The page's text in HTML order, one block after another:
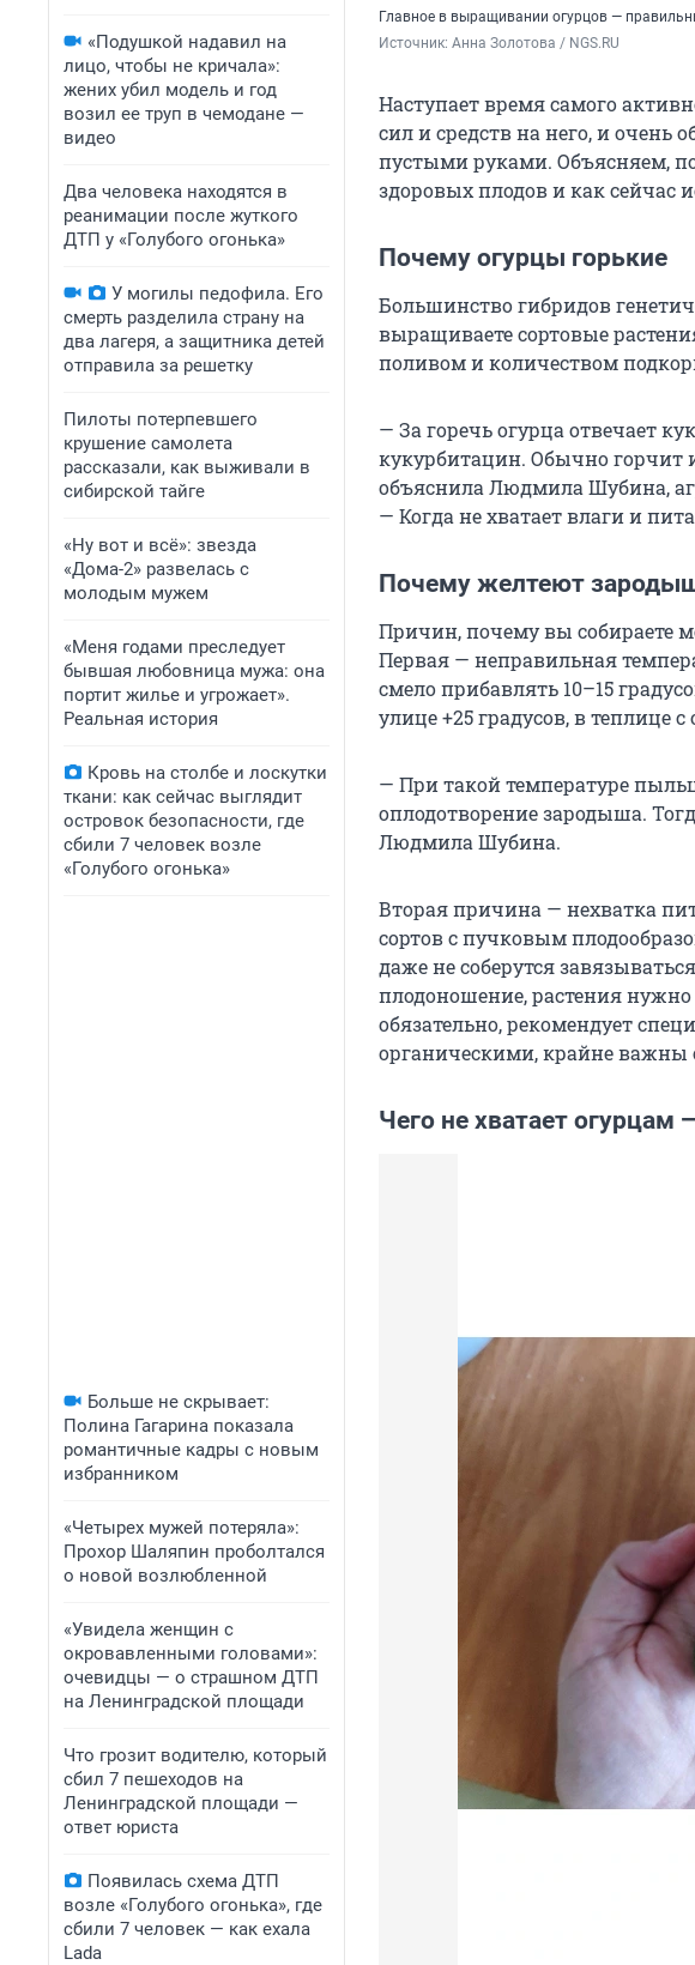
«Подушкой надавил на
лицо, чтобы не кричала»:
жених убил модель и год
возил ее труп в чемодане —
видео
Два человека находятся в
реанимации после жуткого
ДТП у «Голубого огонька»
У могилы педофила. Его
смерть разделила страну на
два лагеря, а защитника детей
отправила за решетку
Пилоты потерпевшего
крушение самолета
рассказали, как выживали в
сибирской тайге
«Ну вот и всё»: звезда
«Дома-2» развелась с
молодым мужем
«Меня годами преследует
бывшая любовница мужа: она
портит жилье и угрожает».
Реальная история
Кровь на столбе и лоскутки
ткани: как сейчас выглядит
островок безопасности, где
сбили 7 человек возле
«Голубого огонька»
Больше не скрывает:
Полина Гагарина показала
романтичные кадры с новым
избранником
«Четырех мужей потеряла»:
Прохор Шаляпин проболтался
о новой возлюбленной
«Увидела женщин с
окровавленными головами»:
очевидцы — о страшном ДТП
на Ленинградской площади
Что грозит водителю, который
сбил 7 пешеходов на
Ленинградской площади —
ответ юриста
Появилась схема ДТП
возле «Голубого огонька», где
сбили 7 человек — как ехала
Lada
Главное в выращивании огурцов —
Источник: Анна Золотова / NGS.RU
Наступает время самого
сил и средств на него, и очень
пустыми руками. Объясняем,
здоровых плодов и как сейчас
Почему огурцы горькие
Большинство гибридов
выращиваете сортовые
поливом и количеством
— За горечь огурца отвечает
кукурбитацин. Обычно горчит
объяснила Людмила Шубина,
— Когда не хватает влаги и
Почему желтеют
Причин, почему вы собираете
Первая — неправильная
смело прибавлять 10–15
улице +25 градусов, в теплице
— При такой температуре
оплодотворение зародыша.
Людмила Шубина.
Вторая причина — нехватка
сортов с пучковым
даже не соберутся
плодоношение, растения
обязательно, рекомендует
органическими, крайне важны
Чего не хватает